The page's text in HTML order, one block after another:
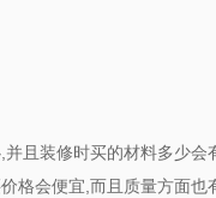
且装修时买的材料多少
格会便宜,而且质量方面也